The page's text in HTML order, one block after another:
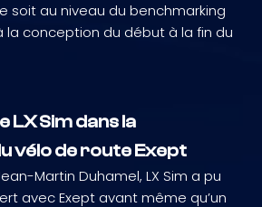
soit au niveau du benchmarking
la conception du début à la fin du
LX Sim dans la
vélo de route Exept
Martin Duhamel, LX Sim a pu
avec Exept avant même qu’un